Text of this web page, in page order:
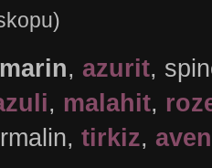
, azurit,
, malahit,
tirkiz,